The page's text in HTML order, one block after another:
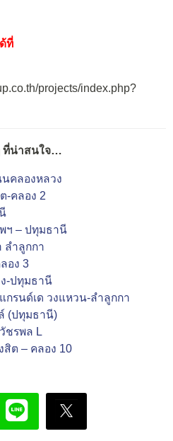
ที่
projects/index.php?
ที่น่าสนใจ…
คลองหลวง
-คลอง 2
ฯ – ปทุมธานี
ลำลูกกา
อง 3
-ปทุมธานี
กรนด์เด วงแหวน-ลำลูกกา
(ปทุมธานี)
ชรพล L
ต – คลอง 10